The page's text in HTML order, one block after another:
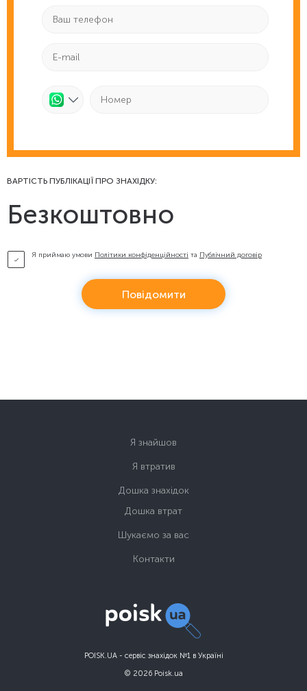
ВАРТІСТЬ ПУБЛІКАЦІЇ ПРО ЗНАХІДКУ:
Безкоштовно
Я приймаю умови Політики конфіденційності та Публічний договір
Повідомити
POISK.UA - сервіс знахідок №1 в Україні
© 2026 Poisk.ua
Я знайшов
Я втратив
Дошка знахідок
Дошка втрат
Шукаємо за вас
Контакти